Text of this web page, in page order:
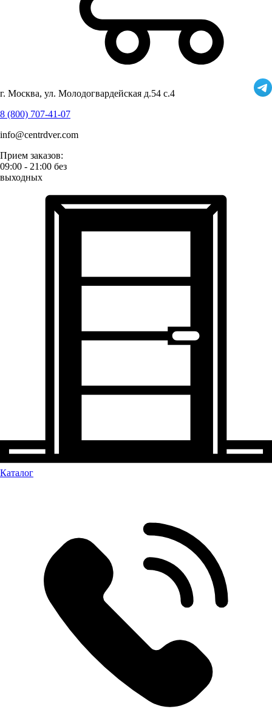
г. Москва, ул. Молодогвардейская д.54 с.4
8 (800) 707-41-07
info@centrdver.com
Прием заказов:
09:00 - 21:00 без
выходных
Каталог